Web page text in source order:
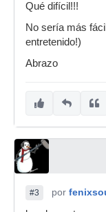
Qué difícil!!!
No sería más
entretenido!)
Abrazo
#3 por